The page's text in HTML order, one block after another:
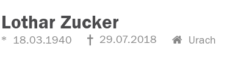
Lothar Zucker
18.03.1940 29.07.2018 Urach